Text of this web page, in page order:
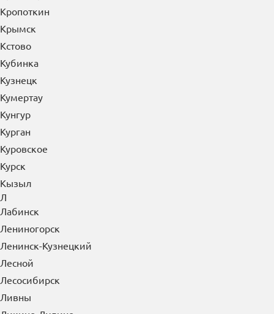
Краснодар
Краснозаводск
Краснознаменск
Краснокаменск
Краснокамск
Краснотурьинск
Красноярск
Кропоткин
Крымск
Кстово
Кубинка
Кузнецк
Кумертау
Кунгур
Курган
Куровское
Курск
Кызыл